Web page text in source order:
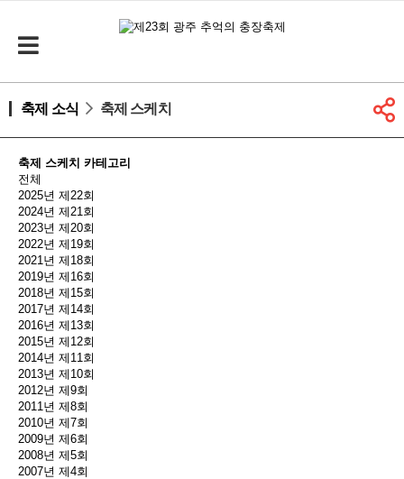
축제 소식 축제 스케치
축제 스케치 카테고리
전체
2025년 제22회
2024년 제21회
2023년 제20회
2022년 제19회
2021년 제18회
2019년 제16회
2018년 제15회
2017년 제14회
2016년 제13회
2015년 제12회
2014년 제11회
2013년 제10회
2012년 제9회
2011년 제8회
2010년 제7회
2009년 제6회
2008년 제5회
2007년 제4회